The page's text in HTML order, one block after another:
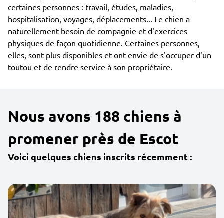
certaines personnes : travail, études, maladies,
hospitalisation, voyages, déplacements... Le chien a
naturellement besoin de compagnie et d'exercices
physiques de façon quotidienne. Certaines personnes,
elles, sont plus disponibles et ont envie de s'occuper d'un
toutou et de rendre service à son propriétaire.
Nous avons 188 chiens à
promener près de Escot
Voici quelques chiens inscrits récemment :